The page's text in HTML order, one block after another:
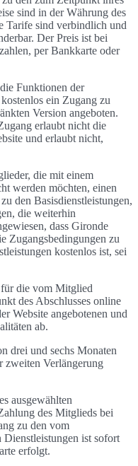
sind in der Währung des
Tarife sind verbindlich und
Der Preis ist bei
per Bankkarte oder
Funktionen der
ein Zugang zu
Version angeboten.
erlaubt nicht die
und erlaubt nicht,
die mit einem
werden möchten, einen
den Basisdienstleistungen,
die weiterhin
dass Gironde
Zugangsbedingungen zu
kostenlos ist, sei
die vom Mitglied
des Abschlusses online
Website angebotenen und
ab.
drei und sechs Monaten
zweiten Verlängerung
ausgewählten
des Mitglieds bei
zu den vom
Dienstleistungen ist sofort
erfolgt.